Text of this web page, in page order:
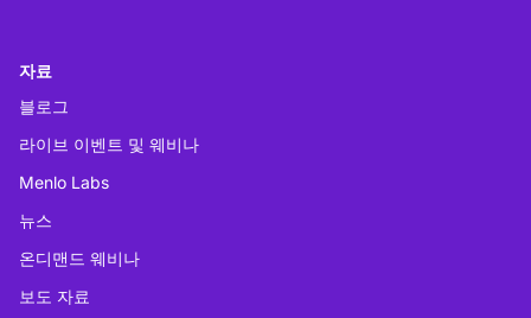
자료
블로그
라이브 이벤트 및 웨비나
Menlo Labs
뉴스
온디맨드 웨비나
보도 자료